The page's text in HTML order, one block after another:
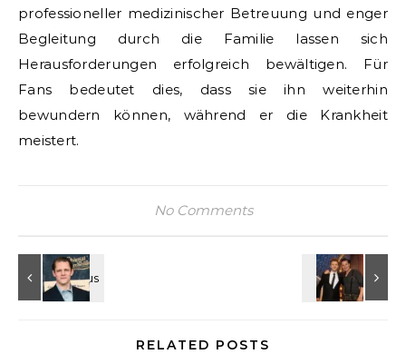
professioneller medizinischer Betreuung und enger
Begleitung durch die Familie lassen sich
Herausforderungen erfolgreich bewältigen. Für
Fans bedeutet dies, dass sie ihn weiterhin
bewundern können, während er die Krankheit
meistert.
No Comments
RELATED POSTS